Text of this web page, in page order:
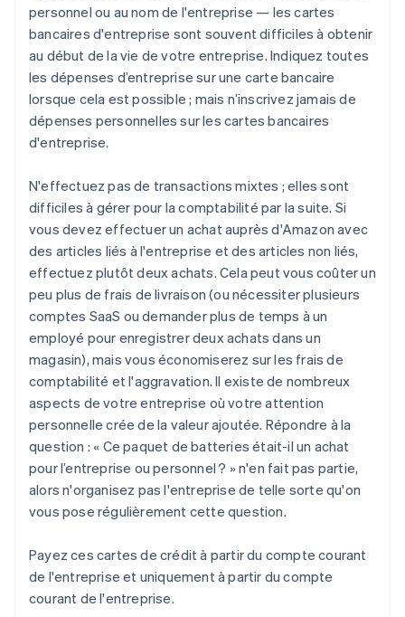
personnel ou au nom de l'entreprise — les cartes
bancaires d'entreprise sont souvent difficiles à obtenir
au début de la vie de votre entreprise. Indiquez toutes
les dépenses d’entreprise sur une carte bancaire
lorsque cela est possible ; mais n’inscrivez jamais de
dépenses personnelles sur les cartes bancaires
d'entreprise.
N'effectuez pas de transactions mixtes ; elles sont
difficiles à gérer pour la comptabilité par la suite. Si
vous devez effectuer un achat auprès d'Amazon avec
des articles liés à l'entreprise et des articles non liés,
effectuez plutôt deux achats. Cela peut vous coûter un
peu plus de frais de livraison (ou nécessiter plusieurs
comptes SaaS ou demander plus de temps à un
employé pour enregistrer deux achats dans un
magasin), mais vous économiserez sur les frais de
comptabilité et l'aggravation. Il existe de nombreux
aspects de votre entreprise où votre attention
personnelle crée de la valeur ajoutée. Répondre à la
question : « Ce paquet de batteries était-il un achat
pour l’entreprise ou personnel ? » n'en fait pas partie,
alors n'organisez pas l'entreprise de telle sorte qu'on
vous pose régulièrement cette question.
Payez ces cartes de crédit à partir du compte courant
de l'entreprise et uniquement à partir du compte
courant de l'entreprise.